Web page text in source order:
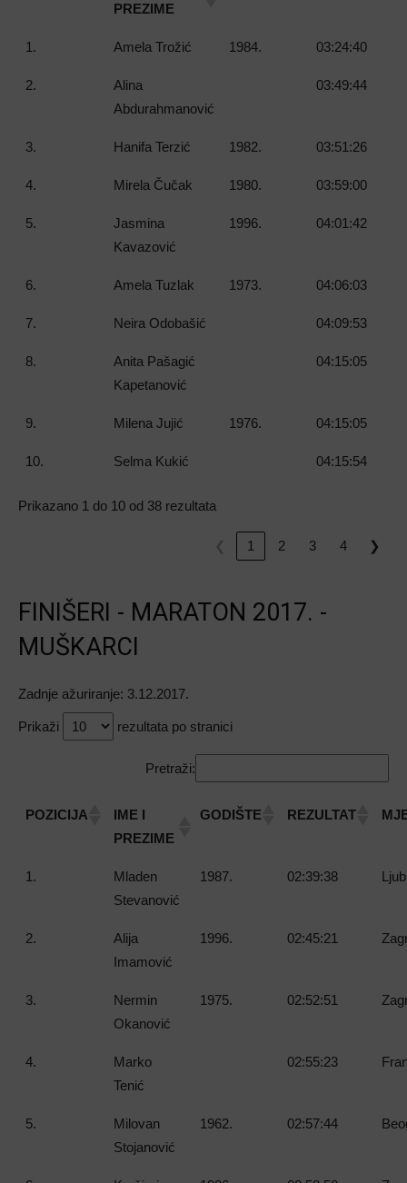
PREZIME
1. Amela Trožić 1984. 03:24:40
2.
Alina
Abdurahmanović
03:49:44
3. Hanifa Terzić 1982. 03:51:26
4. Mirela Čučak 1980. 03:59:00
5.
Jasmina
Kavazović
1996. 04:01:42
6. Amela Tuzlak 1973. 04:06:03
7. Neira Odobašić 04:09:53
8.
Anita Pašagić
Kapetanović
04:15:05
9. Milena Jujić 1976. 04:15:05
10. Selma Kukić 04:15:54
Prikazano 1 do 10 od 38 rezultata
1 2 3 4 ❯
FINIŠERI - MARATON 2017. -
MUŠKARCI
Zadnje ažuriranje: 3.12.2017.
Prikaži rezultata po stranici
Pretraži:
POZICIJA
IME I
PREZIME
GODIŠTE REZULTAT
1.
Mladen
Stevanović
1987. 02:39:38
2.
Alija
Imamović
1996. 02:45:21
3.
Nermin
Okanović
1975. 02:52:51
4.
Marko
Tenić
02:55:23
5.
Milovan
Stojanović
1962. 02:57:44